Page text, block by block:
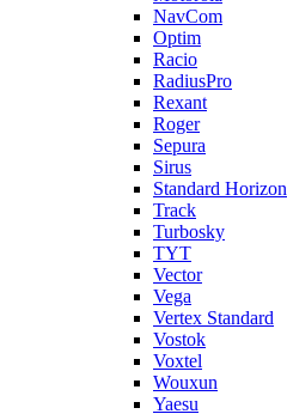
NavCom
Optim
Racio
RadiusPro
Rexant
Roger
Sepura
Sirus
Standard Horizon
Track
Turbosky
TYT
Vector
Vega
Vertex Standard
Vostok
Voxtel
Wouxun
Yaesu